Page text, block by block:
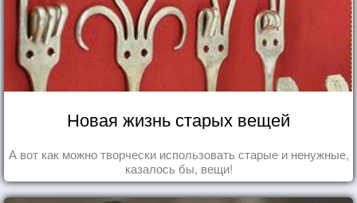
Новая жизнь старых вещей
А вот как можно творчески использовать старые и ненужные,
казалось бы, вещи!